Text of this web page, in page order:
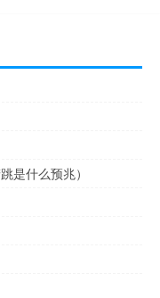
是什么预兆）